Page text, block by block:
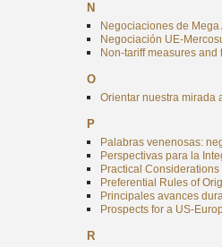
N
Negociaciones de
Negociación UE-
Non-tariff measures and
O
Orientar nuestra mirada
P
Palabras venenosas:
Perspectivas para la
Practical
Preferential Rules of
Principales avances
Prospects for a US-
R